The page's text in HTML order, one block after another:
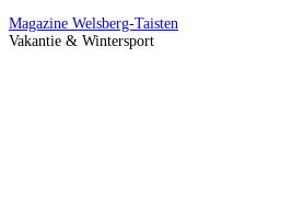
Magazine Welsberg-Taisten
Vakantie & Wintersport